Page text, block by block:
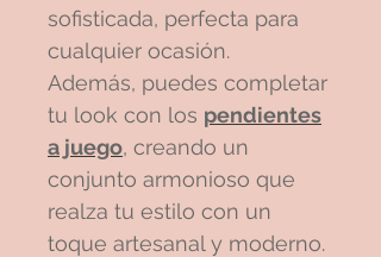
sofisticada, perfecta para
cualquier ocasión.
Además, puedes completar
tu look con los pendientes
a juego, creando un
conjunto armonioso que
realza tu estilo con un
toque artesanal y moderno.